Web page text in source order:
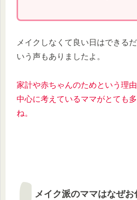
メイクしなくて良い日はできる
いう声もありましたよ。
家計や赤ちゃんのためという 理
中心に考えているママがとても
ね。
メイク派のママはなぜお